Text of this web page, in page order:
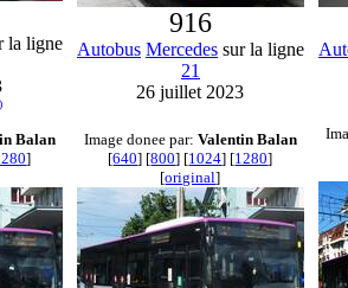
la ligne
916
Autobus Mercedes sur la ligne
21
26 juillet 2023
Balan
]
Image donee par: Valentin Balan
[640] [800] [1024] [1280]
[original]